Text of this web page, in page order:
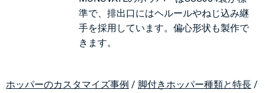
準で、排出口にはヘルールやねじ込み継
手を採用しています。偏心形状も製作で
きます。
ホッパーのカスタマイズ事例 / 脚付きホッパー種類と特長 /